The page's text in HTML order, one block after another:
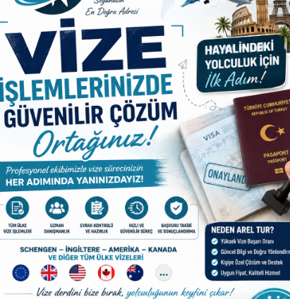
SOSYAL
TIRLA ÇARPIŞAN OTOMOBİL
TAKLA ATTI! 4 YARALI!
OLTAYA
KUŞU’NU
SPOR
SPORUN YENİ ADRESİ MERKEZ
PARK!